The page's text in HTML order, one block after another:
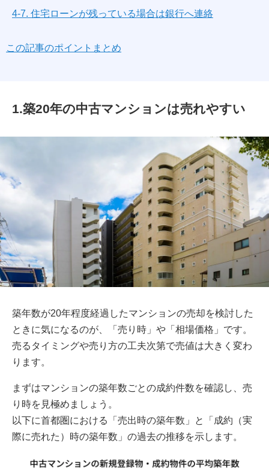
4-7. 住宅ローンが残っている場合は銀行へ連絡
この記事のポイントまとめ
1.築20年の中古マンションは売れやすい
築年数が20年程度経過したマンションの売却を検討した
ときに気になるのが、「売り時」や「相場価格」です。
売るタイミングや売り方の工夫次第で売値は大きく変わ
ります。
まずはマンションの築年数ごとの成約件数を確認し、売
り時を見極めましょう。
以下に首都圏における「売出時の築年数」と「成約（実
際に売れた）時の築年数」の過去の推移を示します。